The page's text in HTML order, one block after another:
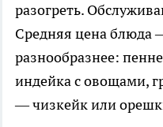
разогреть.
Средняя цена блюда
разнообразнее:
индейка с овощами,
— чизкейк или